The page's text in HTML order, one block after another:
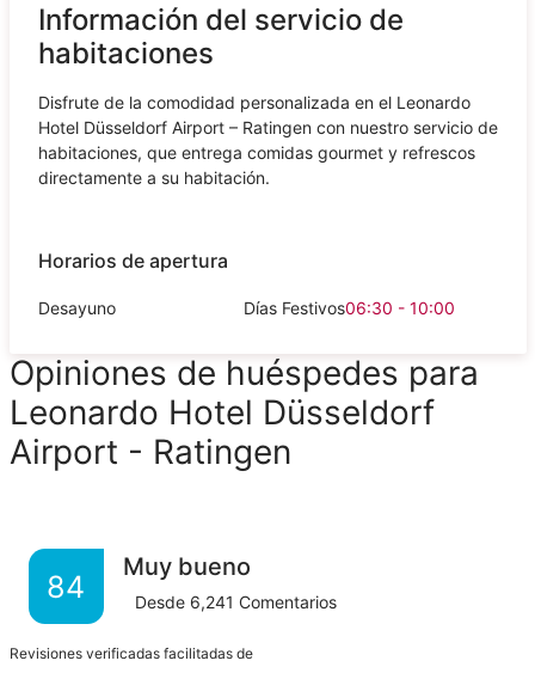
Información del servicio de
habitaciones
Disfrute de la comodidad personalizada en el Leonardo
Hotel Düsseldorf Airport – Ratingen con nuestro servicio de
habitaciones, que entrega comidas gourmet y refrescos
directamente a su habitación.
Horarios de apertura
Desayuno Días Festivos06:30 - 10:00
Opiniones de huéspedes para
Leonardo Hotel Düsseldorf
Airport - Ratingen
84
Muy bueno
Desde 6,241 Comentarios
Revisiones verificadas facilitadas de